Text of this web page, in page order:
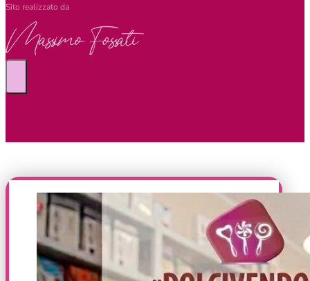
Sito realizzato da